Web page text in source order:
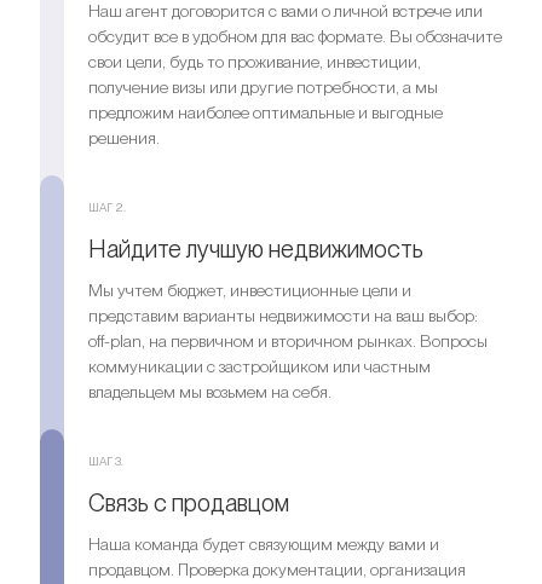
Наш агент договорится с вами о личной встрече или
обсудит все в удобном для вас формате. Вы обозначите
свои цели, будь то проживание, инвестиции,
получение визы или другие потребности, а мы
предложим наиболее оптимальные и выгодные
решения.
ШАГ 2.
Найдите лучшую недвижимость
Мы учтем бюджет, инвестиционные цели и
представим варианты недвижимости на ваш выбор:
off-plan, на первичном и вторичном рынках. Вопросы
коммуникации с застройщиком или частным
владельцем мы возьмем на себя.
ШАГ 3.
Связь с продавцом
Наша команда будет связующим между вами и
продавцом. Проверка документации, организация